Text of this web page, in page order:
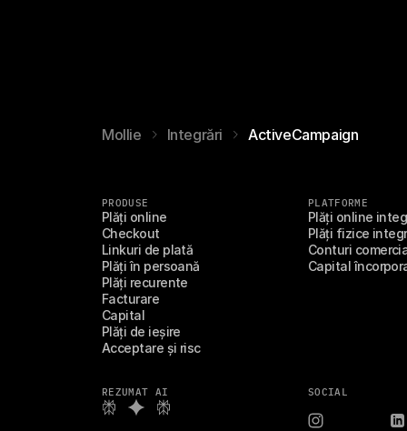
Mollie Integrări ActiveCampaign
PRODUSE
Plăți online
Checkout
Linkuri de plată
Plăți în persoană
Plăți recurente
Facturare
Capital
Plăți de ieșire
Acceptare și risc
PLATFORME
Plăți online
Plăți fizice
Conturi
Capital
REZUMAT AI SOCIAL